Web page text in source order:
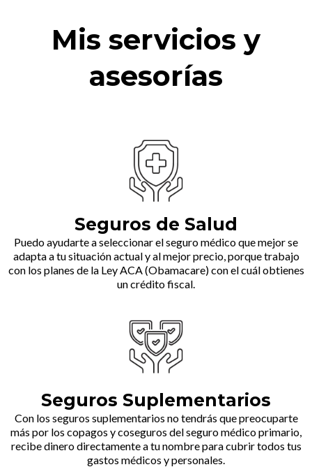
Mis servicios y
asesorías
Seguros de Salud
Puedo ayudarte a seleccionar el seguro médico que mejor se
adapta a tu situación actual y al mejor precio, porque trabajo
con los planes de la Ley ACA (Obamacare) con el cuál obtienes
un crédito fiscal.
Seguros Suplementarios
Con los seguros suplementarios no tendrás que preocuparte
más por los copagos y coseguros del seguro médico primario,
recibe dinero directamente a tu nombre para cubrir todos tus
gastos médicos y personales.